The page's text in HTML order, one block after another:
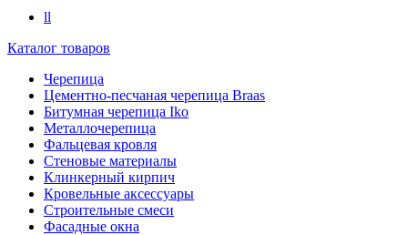
ll
Каталог товаров
Черепица
Цементно-песчаная черепица Braas
Битумная черепица Iko
Металлочерепица
Фальцевая кровля
Стеновые материалы
Клинкерный кирпич
Кровельные аксессуары
Строительные смеси
Фасадные окна